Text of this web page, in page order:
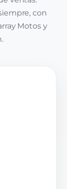
con
Motos y